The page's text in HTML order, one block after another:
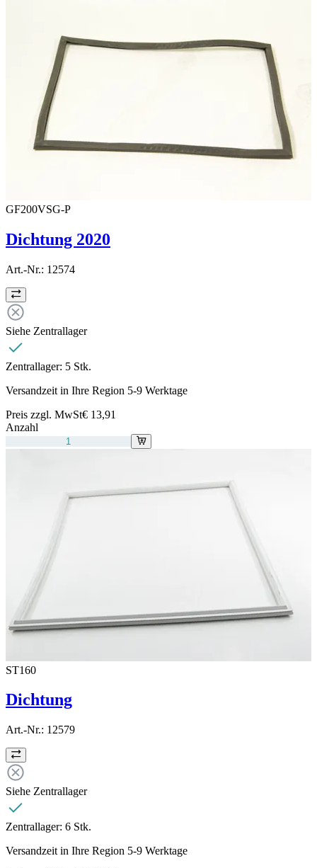
GF200VSG-P
Dichtung 2020
Art.-Nr.: 12574
Siehe Zentrallager
Zentrallager: 5 Stk.
Versandzeit in Ihre Region 5-9 Werktage
Preis zzgl. MwSt€ 13,91
Anzahl
ST160
Dichtung
Art.-Nr.: 12579
Siehe Zentrallager
Zentrallager: 6 Stk.
Versandzeit in Ihre Region 5-9 Werktage